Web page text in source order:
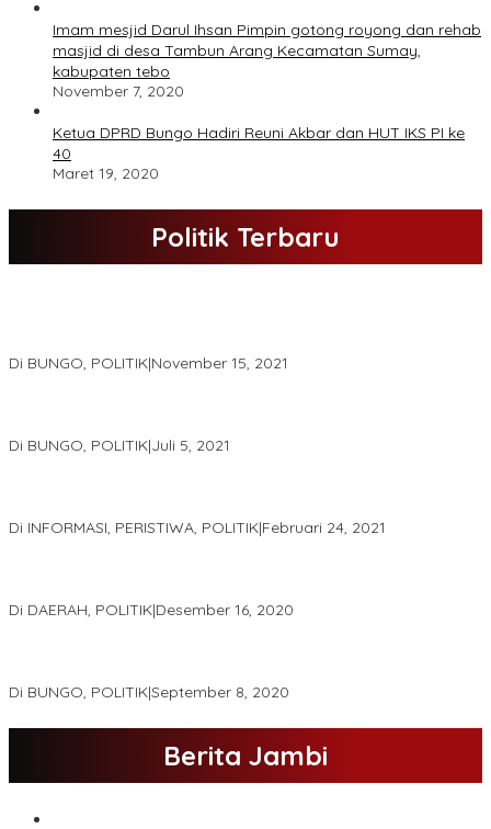
Imam mesjid Darul Ihsan Pimpin gotong royong dan rehab
masjid di desa Tambun Arang Kecamatan Sumay,
kabupaten tebo
November 7, 2020
Ketua DPRD Bungo Hadiri Reuni Akbar dan HUT IKS PI ke
40
Maret 19, 2020
Politik Terbaru
Di BUNGO, POLITIK|November 15, 2021
Di BUNGO, POLITIK|Juli 5, 2021
Di INFORMASI, PERISTIWA, POLITIK|Februari 24, 2021
Di DAERAH, POLITIK|Desember 16, 2020
Di BUNGO, POLITIK|September 8, 2020
Berita Jambi